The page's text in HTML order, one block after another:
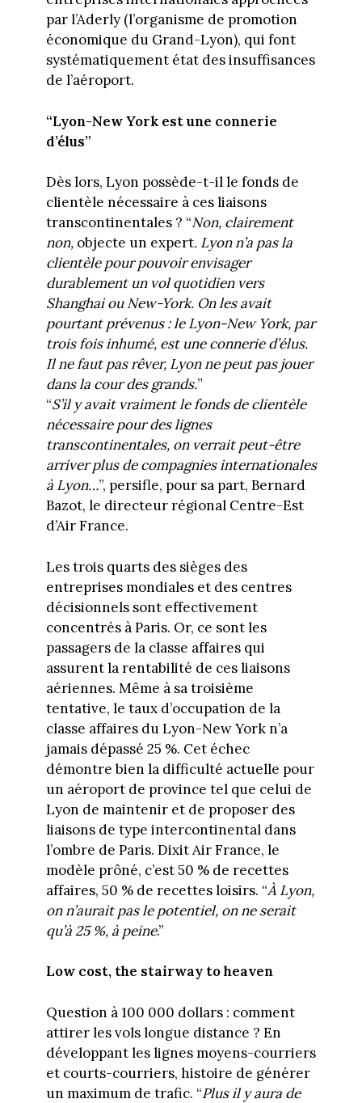
par l’Aderly (l’organisme de promotion
économique du Grand-Lyon), qui font
systématiquement état des insuffisances
de l’aéroport.
“Lyon-New York est une connerie
d’élus”
Dès lors, Lyon possède-t-il le fonds de
clientèle nécessaire à ces liaisons
transcontinentales ? “Non, clairement
non, objecte un expert. Lyon n’a pas la
clientèle pour pouvoir envisager
durablement un vol quotidien vers
Shanghai ou New-York. On les avait
pourtant prévenus : le Lyon-New York, par
trois fois inhumé, est une connerie d’élus.
Il ne faut pas rêver, Lyon ne peut pas jouer
dans la cour des grands.”
“S’il y avait vraiment le fonds de clientèle
nécessaire pour des lignes
transcontinentales, on verrait peut-être
arriver plus de compagnies internationales
à Lyon…”, persifle, pour sa part, Bernard
Bazot, le directeur régional Centre-Est
d’Air France.
Les trois quarts des sièges des
entreprises mondiales et des centres
décisionnels sont effectivement
concentrés à Paris. Or, ce sont les
passagers de la classe affaires qui
assurent la rentabilité de ces liaisons
aériennes. Même à sa troisième
tentative, le taux d’occupation de la
classe affaires du Lyon-New York n’a
jamais dépassé 25 %. Cet échec
démontre bien la difficulté actuelle pour
un aéroport de province tel que celui de
Lyon de maintenir et de proposer des
liaisons de type intercontinental dans
l’ombre de Paris. Dixit Air France, le
modèle prôné, c’est 50 % de recettes
affaires, 50 % de recettes loisirs. “À Lyon,
on n’aurait pas le potentiel, on ne serait
qu’à 25 %, à peine.”
Low cost, the stairway to heaven
Question à 100 000 dollars : comment
attirer les vols longue distance ? En
développant les lignes moyens-courriers
et courts-courriers, histoire de générer
un maximum de trafic. “Plus il y aura de